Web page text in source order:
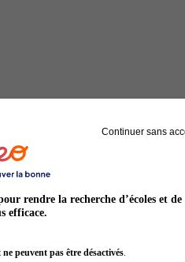
Continuer sans
rendre la recherche d’écoles et de
efficace.
ne peuvent pas être désactivés.